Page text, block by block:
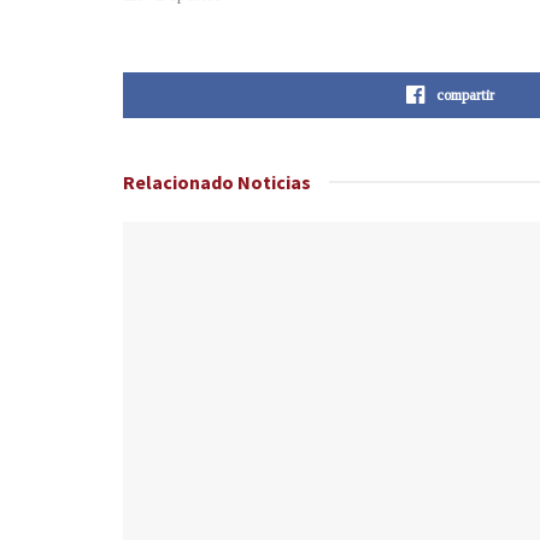
compartir
Relacionado Noticias